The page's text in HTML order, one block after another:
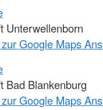
Unterwellenborn
Google Maps
Bad Blankenburg
Google Maps